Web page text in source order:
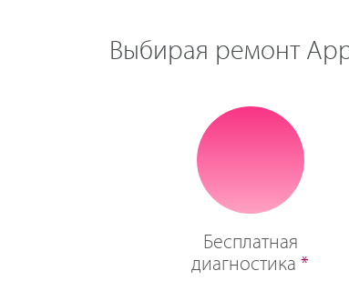
Выбирая ремонт
Бесплатная
диагностика*